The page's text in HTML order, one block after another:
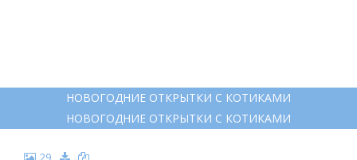
НОВОГОДНИЕ ОТКРЫТКИ С КОТИКАМИ
НОВОГОДНИЕ ОТКРЫТКИ С КОТИКАМИ